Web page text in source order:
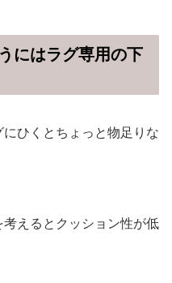
にはラグ専用の下
ひくとちょっと物足りな
考えるとクッション性が低